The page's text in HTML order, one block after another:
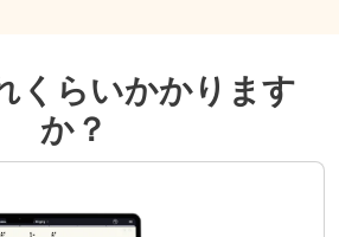
くらいかかります
か？